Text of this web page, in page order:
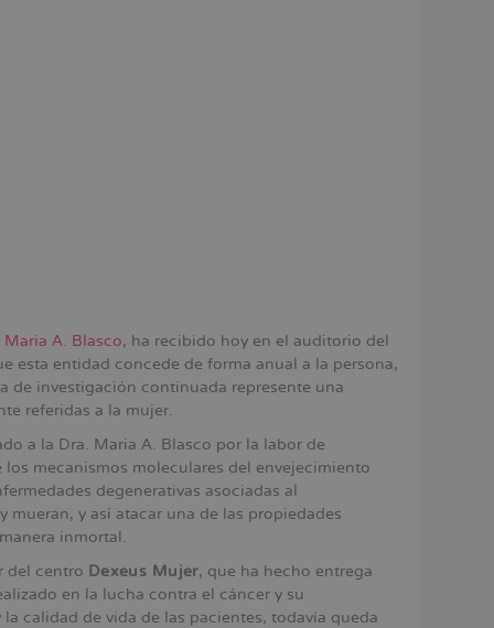
Maria A. Blasco, ha recibido hoy en el auditorio del
esta entidad concede de forma anual a la persona,
de investigación continuada represente una
referidas a la mujer.
a la Dra. Maria A. Blasco por la labor de
mecanismos moleculares del envejecimiento
degenerativas asociadas al
y así atacar una de las propiedades
inmortal.
del centro Dexeus Mujer, que ha hecho entrega
en la lucha contra el cáncer y su
calidad de vida de las pacientes, todavía queda